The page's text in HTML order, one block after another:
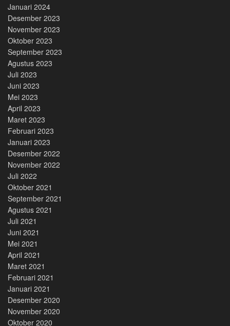
Januari 2024
Desember 2023
November 2023
Oktober 2023
September 2023
Agustus 2023
Juli 2023
Juni 2023
Mei 2023
April 2023
Maret 2023
Februari 2023
Januari 2023
Desember 2022
November 2022
Juli 2022
Oktober 2021
September 2021
Agustus 2021
Juli 2021
Juni 2021
Mei 2021
April 2021
Maret 2021
Februari 2021
Januari 2021
Desember 2020
November 2020
Oktober 2020